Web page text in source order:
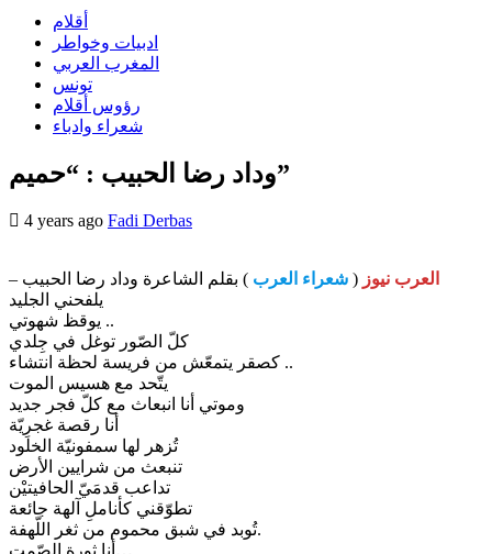
أقلام
ادبيات وخواطر
المغرب العربي
تونس
رؤوس أقلام
شعراء وادباء
وداد رضا الحبيب : “حميم”
4 years ago Fadi Derbas
العرب نيوز ( شعراء العرب ) بقلم الشاعرة وداد رضا الحبيب –
يلفحني الجليد
يوقظ شهوتي ..
كلّ الصّور توغل في جِلدي
كصقر يتمعّش من فريسة لحظة انتشاء ..
يتّحد مع هسيس الموت
وموتي أنا انبعاث مع كلّ فجر جديد
أنا رقصة غجرِيّة
تُزهر لها سمفونيّة الخلود
تنبعث من شرايين الأرض
تداعب قدمَيّ الحافيتيْن
تطوّقني كأناملِ آلهة جائعة
تُوبد في شبق محموم من ثغر اللّهفة.
أنا ثورة الصّمت…